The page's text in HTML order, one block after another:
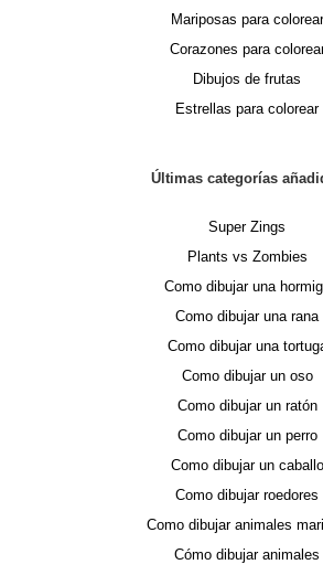
Mariposas para colorear
Corazones para
Dibujos de frutas
Estrellas para colorear
Últimas categorías
Super Zings
Plants vs Zombies
Como dibujar una
Como dibujar una rana
Como dibujar una
Como dibujar un oso
Como dibujar un ratón
Como dibujar un perro
Como dibujar un caballo
Como dibujar roedores
Como dibujar animales
Cómo dibujar animales